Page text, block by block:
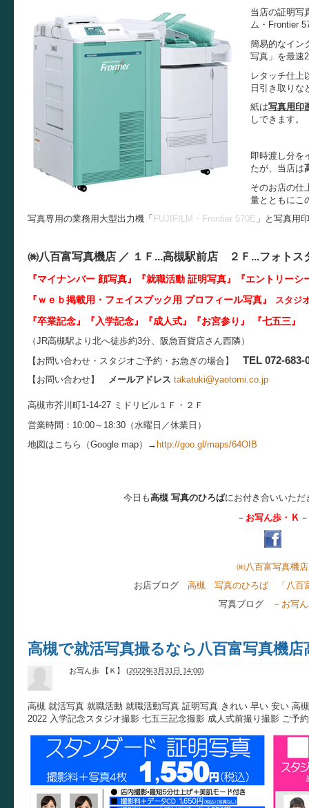
当店の証明写
ム・Frontier
簡易的なイン
写真」を最速
レタッチ仕上
日引き取りな
紙は写真用印
しできます。
即時渡し分を
たが、当店は
そのお店の仕
量とともにこ
写真専用の業務用大型出力機「 FUJIFILM・Frontier 570E 」と写真用
㈱八百富写真機店 ／ １Ｆ...高槻駅前店 ２Ｆ...フォトス
『マイナンバー 顔写真』『就職活動 証明写真』『エントリーシ
『ｗｅｂ掲載用・フェイスブック用 プロフィール写真』
スタジ
『卒業記念』『入学記念』『成人式』『お宮参り』 『七五三』
（JR高槻駅より北へ徒歩約3分、阪急百貨店さん西隣）
【お問い合わせ・スタジオご予約・お急ぎの場合】 TEL 072-683-
【お問い合わせ】 メールアドレス takatuki@yaotomi.co.jp
高槻市芥川町1-14-27 ミドリビル１Ｆ・２Ｆ
営業時間：10:00～18:30（水曜日／休業日）
地図はこちら（Google map）→http://goo.gl/maps/64OIB
今日も高槻 写真のひろばにお付き合いいただ
－ お写ん歩・ Ｋ －
㈱八百富写真機店
お店ブログ 高槻 写真のひろば 「八百
写真ブログ
－お写
高槻で就活写真撮るなら八百富写真機店
お写ん歩 【Ｋ】 (2022年3月31日 14:00)
高槻 就活写真 就職活動 就職活動写真 証明写真 きれい 早い 安い 高
2022 入学記念スタジオ撮影 七五三記念撮影 成人式前撮り撮影 ご予